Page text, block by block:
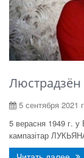
5 сентября 2021
5 верасня 1949 г. у
кампазітар